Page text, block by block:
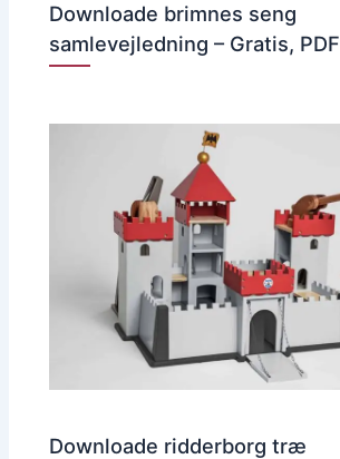
Downloade brimnes seng
samlevejledning – Gratis, PDF
Downloade ridderborg træ